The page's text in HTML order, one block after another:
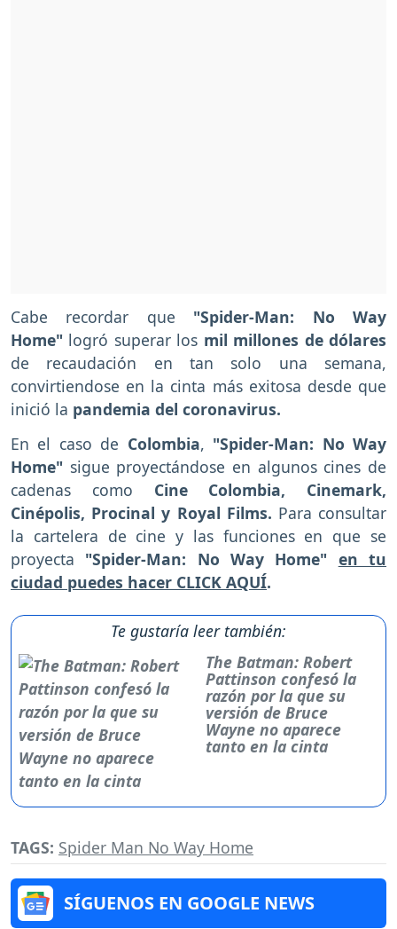
Cabe recordar que "Spider-Man: No Way
Home" logró superar los mil millones de dólares
de recaudación en tan solo una semana,
convirtiendose en la cinta más exitosa desde que
inició la pandemia del coronavirus.
En el caso de Colombia, "Spider-Man: No Way
Home" sigue proyectándose en algunos cines de
cadenas como Cine Colombia, Cinemark,
Cinépolis, Procinal y Royal Films. Para consultar
la cartelera de cine y las funciones en que se
proyecta "Spider-Man: No Way Home" en tu
ciudad puedes hacer CLICK AQUÍ.
Te gustaría leer también:
The Batman: Robert
Pattinson confesó la
razón por la que su
versión de Bruce
Wayne no aparece
tanto en la cinta
TAGS: Spider Man No Way Home
SÍGUENOS EN GOOGLE NEWS